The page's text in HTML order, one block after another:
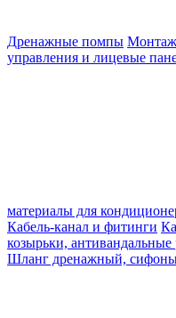
Дренажные помпы
управления и лицевые
материалы для
Кабель-канал и фитинги
козырьки, антивандальные
Шланг дренажный,